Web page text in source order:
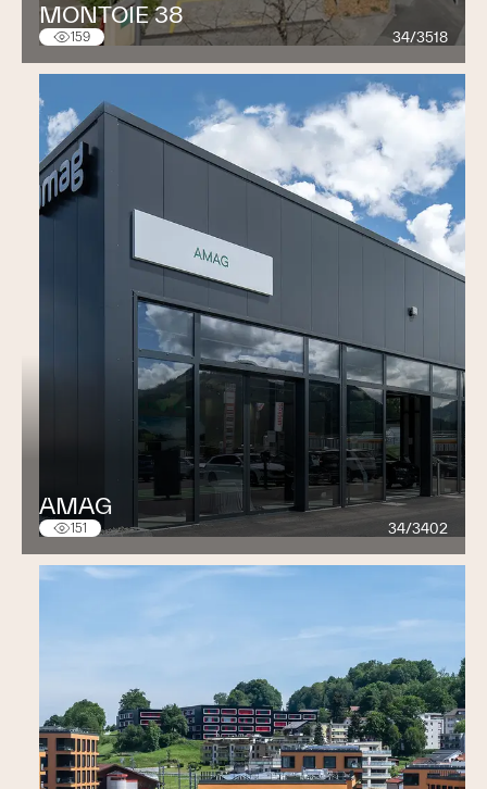
MONTOIE 38
159 34/3518
AMAG
151 34/3402